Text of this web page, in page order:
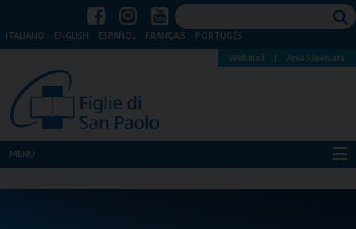
ITALIANO ENGLISH ESPAÑOL FRANÇAIS PORTUGÊS
Webmail Area Riservata
MENU
Chi siamo